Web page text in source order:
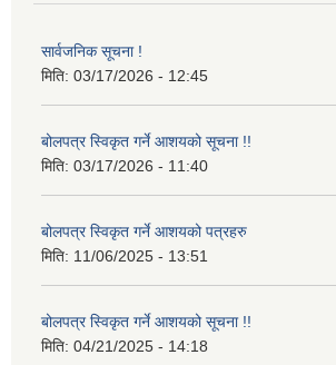
सार्वजनिक सूचना !
मिति: 03/17/2026 - 12:45
बोलपत्र स्विकृत गर्ने आशयको सूचना !!
मिति: 03/17/2026 - 11:40
बोलपत्र स्विकृत गर्ने आशयको पत्रहरु
मिति: 11/06/2025 - 13:51
बोलपत्र स्विकृत गर्ने आशयको सूचना !!
मिति: 04/21/2025 - 14:18